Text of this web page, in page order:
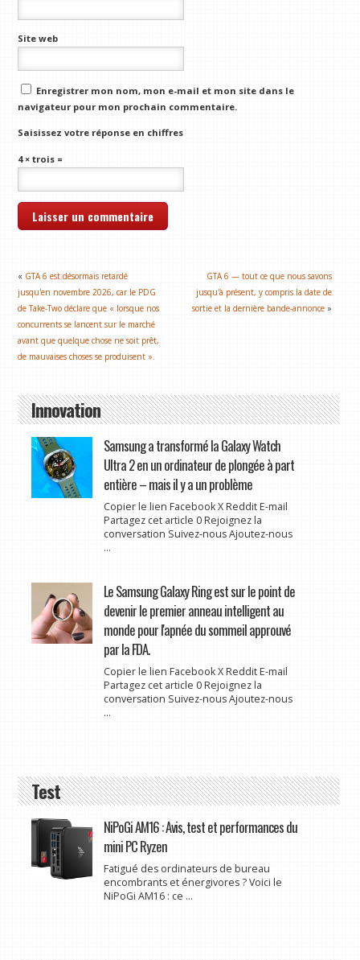
Site web
Enregistrer mon nom, mon e-mail et mon site dans le
navigateur pour mon prochain commentaire.
Saisissez votre réponse en chiffres
4 × trois =
« GTA 6 est désormais retardé
jusqu'en novembre 2026, car le PDG
de Take-Two déclare que « lorsque nos
concurrents se lancent sur le marché
avant que quelque chose ne soit prêt,
de mauvaises choses se produisent ».
GTA 6 — tout ce que nous savons
jusqu'à présent, y compris la date de
sortie et la dernière bande-annonce »
Innovation
Samsung a transformé la Galaxy Watch
Ultra 2 en un ordinateur de plongée à part
entière – mais il y a un problème
Copier le lien Facebook X Reddit E-mail
Partagez cet article 0 Rejoignez la
conversation Suivez-nous Ajoutez-nous
...
Le Samsung Galaxy Ring est sur le point de
devenir le premier anneau intelligent au
monde pour l'apnée du sommeil approuvé
par la FDA.
Copier le lien Facebook X Reddit E-mail
Partagez cet article 0 Rejoignez la
conversation Suivez-nous Ajoutez-nous
...
Test
NiPoGi AM16 : Avis, test et performances du
mini PC Ryzen
Fatigué des ordinateurs de bureau
encombrants et énergivores ? Voici le
NiPoGi AM16 : ce ...